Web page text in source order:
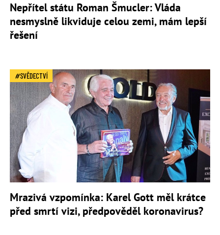
Nepřítel státu Roman Šmucler: Vláda
nesmyslně likviduje celou zemi, mám lepší
řešení
SVĚDECTVÍ
Mrazivá vzpomínka: Karel Gott měl krátce
před smrtí vizi, předpověděl koronavirus?